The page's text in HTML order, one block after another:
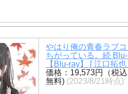
やはり俺の青春ラブ
ちがっている。続
【Blu-ray】 [ 江口拓也
価格：19,573円（税
無料) (2023/8/21時点)